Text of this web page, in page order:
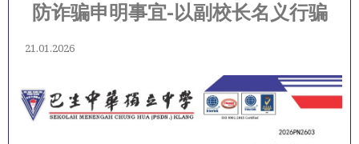
防诈骗申明事宜-以副校长名义行骗
21.01.2026